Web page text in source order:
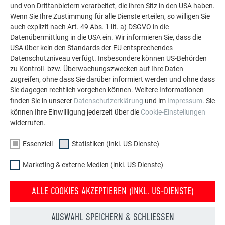
weitere beeindruckende Projekte mit den langlebigen
PREFA Aluminiumlösungen für Dach, Solar und
Fassade.
MEHR REFERENZEN ANSEHEN
und von Drittanbietern verarbeitet, die ihren Sitz in den USA haben.
Wenn Sie Ihre Zustimmung für alle Dienste erteilen, so willigen Sie
auch explizit nach Art. 49 Abs. 1 lit. a) DSGVO in die
Datenübermittlung in die USA ein. Wir informieren Sie, dass die
USA über kein den Standards der EU entsprechendes
Datenschutzniveau verfügt. Insbesondere können US-Behörden
zu Kontroll- bzw. Überwachungszwecken auf Ihre Daten
zugreifen, ohne dass Sie darüber informiert werden und ohne dass
Sie dagegen rechtlich vorgehen können. Weitere Informationen
finden Sie in unserer Datenschutzerklärung und im Impressum. Sie
können Ihre Einwilligung jederzeit über die Cookie-Einstellungen
widerrufen.
Essenziell Statistiken (inkl. US-Dienste)
Marketing & externe Medien (inkl. US-Dienste)
ALLE COOKIES AKZEPTIEREN (INKL. US-DIENSTE)
AUSWAHL SPEICHERN & SCHLIESSEN